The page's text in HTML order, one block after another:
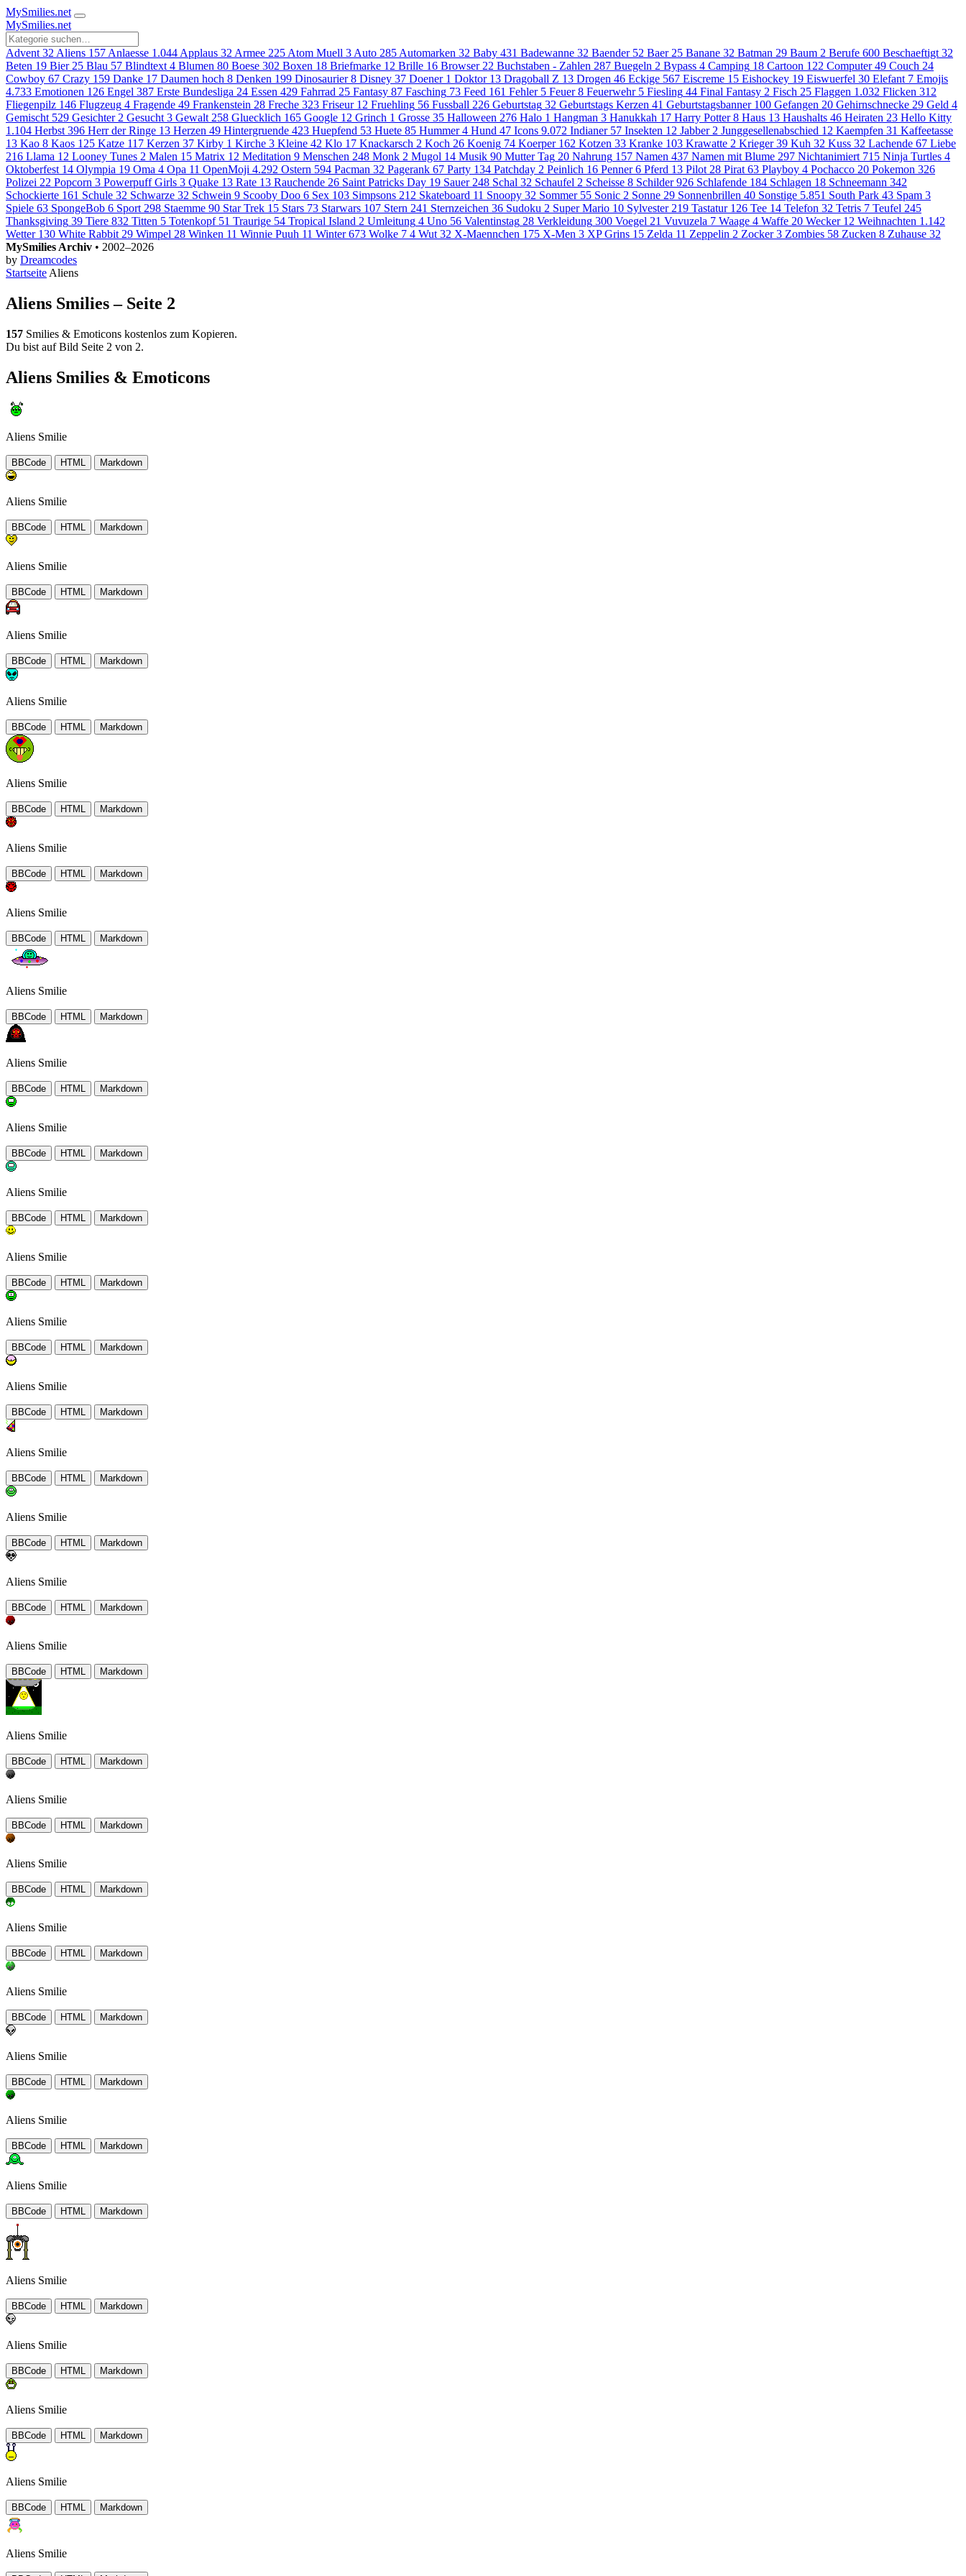
MySmilies.net
MySmilies.net
Advent 32 Aliens 157 Anlaesse 1.044 Applaus 32 Armee 225 Atom Muell 3 Auto 285 Automarken 32 Baby 431 Badewanne 32 Baender 52 Baer 25 Banane 32 Batman 29 Baum 2 Berufe 600 Beschaeftigt 32
Beten 19 Bier 25 Blau 57 Blindtext 4 Blumen 80 Boese 302 Boxen 18 Briefmarke 12 Brille 16 Browser 22 Buchstaben - Zahlen 287 Buegeln 2 Bypass 4 Camping 18 Cartoon 122 Computer 49 Couch 24
Cowboy 67 Crazy 159 Danke 17 Daumen hoch 8 Denken 199 Dinosaurier 8 Disney 37 Doener 1 Doktor 13 Dragoball Z 13 Drogen 46 Eckige 567 Eiscreme 15 Eishockey 19 Eiswuerfel 30 Elefant 7 Emojis
4.733 Emotionen 126 Engel 387 Erste Bundesliga 24 Essen 429 Fahrrad 25 Fantasy 87 Fasching 73 Feed 161 Fehler 5 Feuer 8 Feuerwehr 5 Fiesling 44 Final Fantasy 2 Fisch 25 Flaggen 1.032 Flicken 312
Fliegenpilz 146 Flugzeug 4 Fragende 49 Frankenstein 28 Freche 323 Friseur 12 Fruehling 56 Fussball 226 Geburtstag 32 Geburtstags Kerzen 41 Geburtstagsbanner 100 Gefangen 20 Gehirnschnecke 29 Geld 4
Gemischt 529 Gesichter 2 Gesucht 3 Gewalt 258 Gluecklich 165 Google 12 Grinch 1 Grosse 35 Halloween 276 Halo 1 Hangman 3 Hanukkah 17 Harry Potter 8 Haus 13 Haushalts 46 Heiraten 23 Hello Kitty
1.104 Herbst 396 Herr der Ringe 13 Herzen 49 Hintergruende 423 Huepfend 53 Huete 85 Hummer 4 Hund 47 Icons 9.072 Indianer 57 Insekten 12 Jabber 2 Junggesellenabschied 12 Kaempfen 31 Kaffeetasse
13 Kao 8 Kaos 125 Katze 117 Kerzen 37 Kirby 1 Kirche 3 Kleine 42 Klo 17 Knackarsch 2 Koch 26 Koenig 74 Koerper 162 Kotzen 33 Kranke 103 Krawatte 2 Krieger 39 Kuh 32 Kuss 32 Lachende 67 Liebe
216 Llama 12 Looney Tunes 2 Malen 15 Matrix 12 Meditation 9 Menschen 248 Monk 2 Mugol 14 Musik 90 Mutter Tag 20 Nahrung 157 Namen 437 Namen mit Blume 297 Nichtanimiert 715 Ninja Turtles 4
Oktoberfest 14 Olympia 19 Oma 4 Opa 11 OpenMoji 4.292 Ostern 594 Pacman 32 Pagerank 67 Party 134 Patchday 2 Peinlich 16 Penner 6 Pferd 13 Pilot 28 Pirat 63 Playboy 4 Pochacco 20 Pokemon 326
Polizei 22 Popcorn 3 Powerpuff Girls 3 Quake 13 Rate 13 Rauchende 26 Saint Patricks Day 19 Sauer 248 Schal 32 Schaufel 2 Scheisse 8 Schilder 926 Schlafende 184 Schlagen 18 Schneemann 342
Schockierte 161 Schule 32 Schwarze 32 Schwein 9 Scooby Doo 6 Sex 103 Simpsons 212 Skateboard 11 Snoopy 32 Sommer 55 Sonic 2 Sonne 29 Sonnenbrillen 40 Sonstige 5.851 South Park 43 Spam 3
Spiele 63 SpongeBob 6 Sport 298 Staemme 90 Star Trek 15 Stars 73 Starwars 107 Stern 241 Sternzeichen 36 Sudoku 2 Super Mario 10 Sylvester 219 Tastatur 126 Tee 14 Telefon 32 Tetris 7 Teufel 245
Thanksgiving 39 Tiere 832 Titten 5 Totenkopf 51 Traurige 54 Tropical Island 2 Umleitung 4 Uno 56 Valentinstag 28 Verkleidung 300 Voegel 21 Vuvuzela 7 Waage 4 Waffe 20 Wecker 12 Weihnachten 1.142
Wetter 130 White Rabbit 29 Wimpel 28 Winken 11 Winnie Puuh 11 Winter 673 Wolke 7 4 Wut 32 X-Maennchen 175 X-Men 3 XP Grins 15 Zelda 11 Zeppelin 2 Zocker 3 Zombies 58 Zucken 8 Zuhause 32
MySmilies Archiv • 2002–2026
by Dreamcodes
Startseite Aliens
Aliens Smilies – Seite 2
157 Smilies & Emoticons kostenlos zum Kopieren.
Du bist auf Bild Seite 2 von 2.
Aliens Smilies & Emoticons
Aliens Smilie
BBCode HTML Markdown
Aliens Smilie
BBCode HTML Markdown
Aliens Smilie
BBCode HTML Markdown
Aliens Smilie
BBCode HTML Markdown
Aliens Smilie
BBCode HTML Markdown
Aliens Smilie
BBCode HTML Markdown
Aliens Smilie
BBCode HTML Markdown
Aliens Smilie
BBCode HTML Markdown
Aliens Smilie
BBCode HTML Markdown
Aliens Smilie
BBCode HTML Markdown
Aliens Smilie
BBCode HTML Markdown
Aliens Smilie
BBCode HTML Markdown
Aliens Smilie
BBCode HTML Markdown
Aliens Smilie
BBCode HTML Markdown
Aliens Smilie
BBCode HTML Markdown
Aliens Smilie
BBCode HTML Markdown
Aliens Smilie
BBCode HTML Markdown
Aliens Smilie
BBCode HTML Markdown
Aliens Smilie
BBCode HTML Markdown
Aliens Smilie
BBCode HTML Markdown
Aliens Smilie
BBCode HTML Markdown
Aliens Smilie
BBCode HTML Markdown
Aliens Smilie
BBCode HTML Markdown
Aliens Smilie
BBCode HTML Markdown
Aliens Smilie
BBCode HTML Markdown
Aliens Smilie
BBCode HTML Markdown
Aliens Smilie
BBCode HTML Markdown
Aliens Smilie
BBCode HTML Markdown
Aliens Smilie
BBCode HTML Markdown
Aliens Smilie
BBCode HTML Markdown
Aliens Smilie
BBCode HTML Markdown
Aliens Smilie